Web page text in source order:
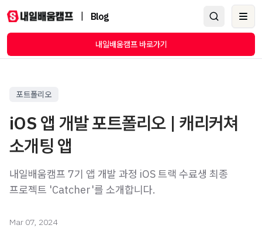
Blog
내일배움캠프 바로가기
포트폴리오
iOS 앱 개발 포트폴리오 | 캐리커쳐
소개팅 앱
내일배움캠프 7기 앱 개발 과정 iOS 트랙 수료생 최종
프로젝트 'Catcher'를 소개합니다.
Mar 07, 2024